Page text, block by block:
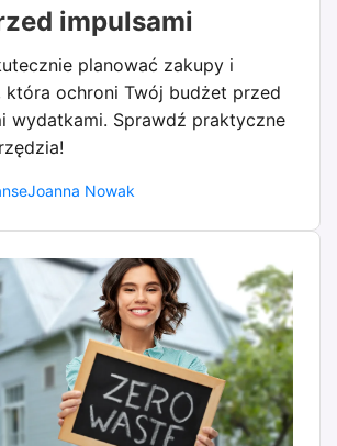
impulsami
planować zakupy i
ochroni Twój budżet przed
wydatkami. Sprawdź praktyczne
Joanna Nowak